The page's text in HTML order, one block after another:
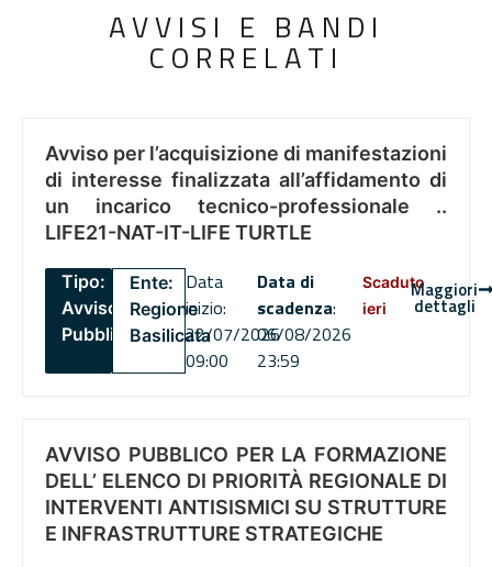
AVVISI E BANDI
CORRELATI
Avviso per l’acquisizione di manifestazioni
di interesse finalizzata all’affidamento di
un incarico tecnico-professionale ..
LIFE21-NAT-IT-LIFE TURTLE
Tipo:
Avviso
Pubblico
Ente:
Regione
Basilicata
Data
inizio:
22/07/2026
09:00
Data di
scadenza:
06/08/2026
23:59
Scaduto
ieri
Maggiori
dettagli
AVVISO PUBBLICO PER LA FORMAZIONE
DELL’ ELENCO DI PRIORITÀ REGIONALE DI
INTERVENTI ANTISISMICI SU STRUTTURE
E INFRASTRUTTURE STRATEGICHE